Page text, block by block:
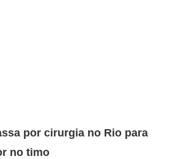
por cirurgia no Rio para
no timo